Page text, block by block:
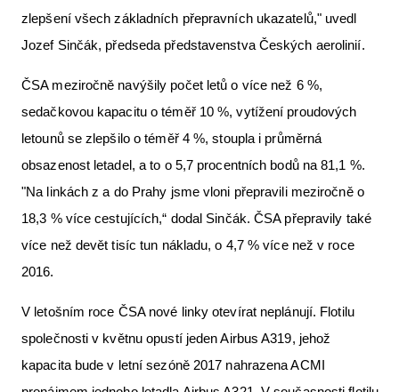
zlepšení všech základních přepravních ukazatelů," uvedl
Jozef Sinčák, předseda představenstva Českých aerolinií.
ČSA meziročně navýšily počet letů o více než 6 %,
sedačkovou kapacitu o téměř 10 %, vytížení proudových
letounů se zlepšilo o téměř 4 %, stoupla i průměrná
obsazenost letadel, a to o 5,7 procentních bodů na 81,1 %.
"Na linkách z a do Prahy jsme vloni přepravili meziročně o
18,3 % více cestujících,“ dodal Sinčák. ČSA přepravily také
více než devět tisíc tun nákladu, o 4,7 % více než v roce
2016.
V letošním roce ČSA nové linky otevírat neplánují. Flotilu
společnosti v květnu opustí jeden Airbus A319, jehož
kapacita bude v letní sezóně 2017 nahrazena ACMI